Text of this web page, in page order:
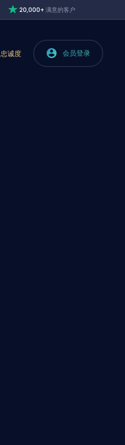
20,000+满意的客户
忠诚度 会员登录